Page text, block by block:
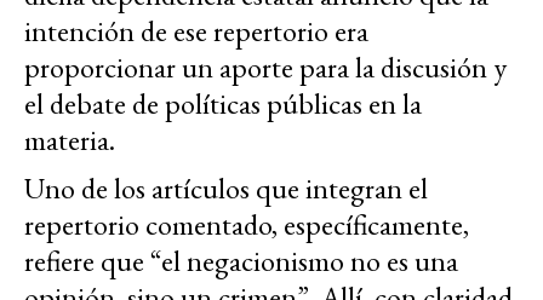
intención de ese repertorio era
proporcionar un aporte para la discusión y
el debate de políticas públicas en la
materia.
Uno de los artículos que integran el
repertorio comentado, específicamente,
refiere que “el negacionismo no es una